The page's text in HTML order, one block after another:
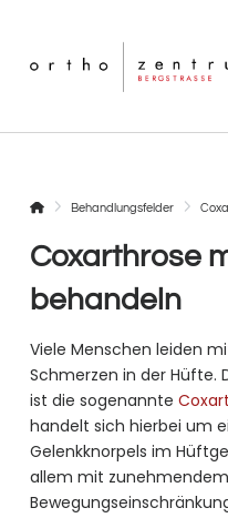
StartseiteBehandlungsfelder
Coxarthrose
behandeln
Viele Menschen leiden
Schmerzen in der Hüfte.
ist die sogenannte
handelt sich hierbei um
Gelenkknorpels im
allem mit